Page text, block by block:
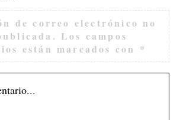
de correo electrónico no
Los campos
están marcados con *